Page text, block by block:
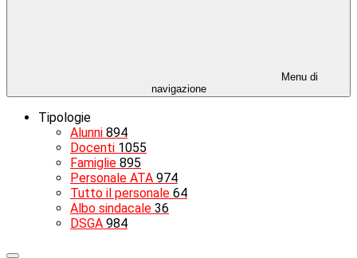
Menu di
navigazione
Tipologie
Alunni 894
Docenti 1055
Famiglie 895
Personale ATA 974
Tutto il personale 64
Albo sindacale 36
DSGA 984